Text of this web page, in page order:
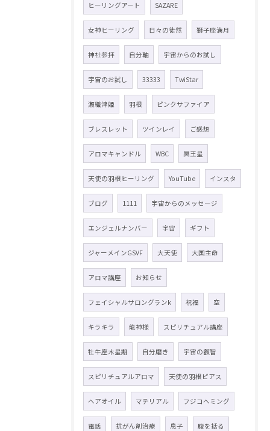
ヒーリングアート SAZARE
女神ヒーリング 日々の徒然 獅子座満月
神社参拝 自分軸 宇宙からのお試し
宇宙のお試し 33333 TwiStar
瀬織津姫 羽根 ピンクサファイア
ブレスレット ツインレイ ご感想
アロマキャンドル WBC 冥王星
天使の羽根ヒーリング YouTube インスタ
ブログ 1111 宇宙からのメッセージ
エンジェルナンバー 宇宙 ギフト
ジャーメインGSVF 大天使 大国主命
アロマ講座 お知らせ
フェイシャルサロングランk 祝福 空
キラキラ 龍神様 スピリチュアル講座
牡牛座木星期 自分磨き 宇宙の叡智
スピリチュアルアロマ 天使の羽根ピアス
ヘアオイル マテリアル フジコヘミング
電話 抗がん剤治療 息子 腹を括る